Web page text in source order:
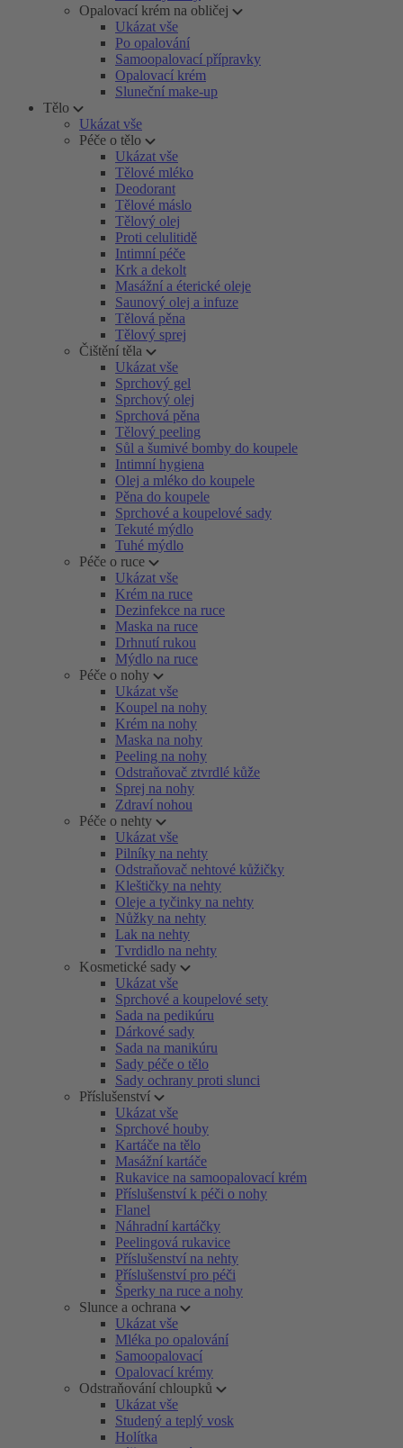
Opalovací krém na obličej
Ukázat vše
Po opalování
Samoopalovací přípravky
Opalovací krém
Sluneční make-up
Tělo
Ukázat vše
Péče o tělo
Ukázat vše
Tělové mléko
Deodorant
Tělové máslo
Tělový olej
Proti celulitidě
Intimní péče
Krk a dekolt
Masážní a éterické oleje
Saunový olej a infuze
Tělová pěna
Tělový sprej
Čištění těla
Ukázat vše
Sprchový gel
Sprchový olej
Sprchová pěna
Tělový peeling
Sůl a šumivé bomby do koupele
Intimní hygiena
Olej a mléko do koupele
Pěna do koupele
Sprchové a koupelové sady
Tekuté mýdlo
Tuhé mýdlo
Péče o ruce
Ukázat vše
Krém na ruce
Dezinfekce na ruce
Maska na ruce
Drhnutí rukou
Mýdlo na ruce
Péče o nohy
Ukázat vše
Koupel na nohy
Krém na nohy
Maska na nohy
Peeling na nohy
Odstraňovač ztvrdlé kůže
Sprej na nohy
Zdraví nohou
Péče o nehty
Ukázat vše
Pilníky na nehty
Odstraňovač nehtové kůžičky
Kleštičky na nehty
Oleje a tyčinky na nehty
Nůžky na nehty
Lak na nehty
Tvrdidlo na nehty
Kosmetické sady
Ukázat vše
Sprchové a koupelové sety
Sada na pedikúru
Dárkové sady
Sada na manikúru
Sady péče o tělo
Sady ochrany proti slunci
Příslušenství
Ukázat vše
Sprchové houby
Kartáče na tělo
Masážní kartáče
Rukavice na samoopalovací krém
Příslušenství k péči o nohy
Flanel
Náhradní kartáčky
Peelingová rukavice
Příslušenství na nehty
Příslušenství pro péči
Šperky na ruce a nohy
Slunce a ochrana
Ukázat vše
Mléka po opalování
Samoopalovací
Opalovací krémy
Odstraňování chloupků
Ukázat vše
Studený a teplý vosk
Holítka